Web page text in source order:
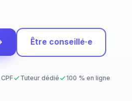
Être conseillé·e
Tuteur dédié 100 % en ligne